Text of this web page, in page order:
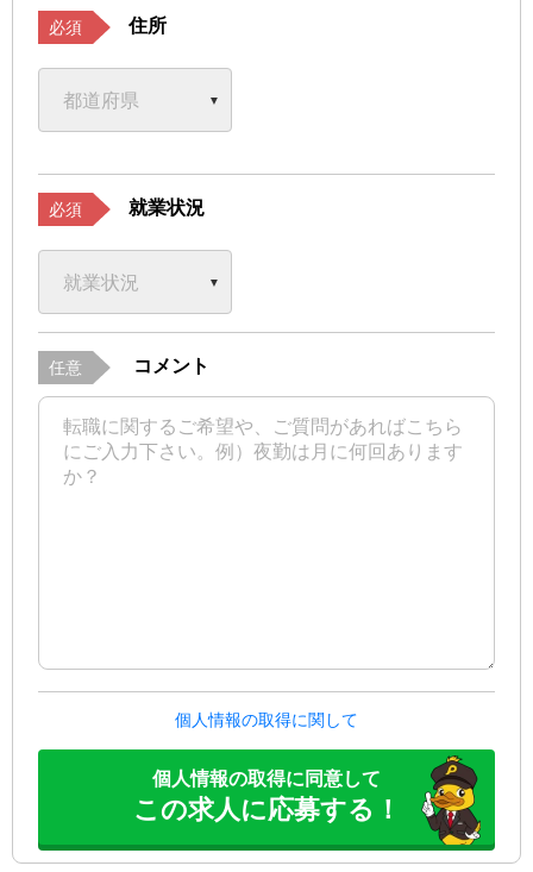
必須 住所
必須 就業状況
任意 コメント
個人情報の取得に関して
個人情報の取得に同意して
この求人に応募する！